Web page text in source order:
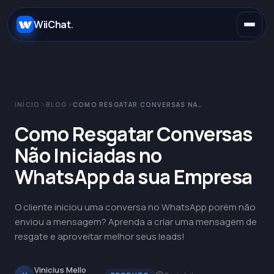
WiiChat.
E-commerce
Concessionárias
Saúde
WhatsApp
Telegram
OpenAI
INÍCIO BLOG COMO RESGATAR CONVERSAS NÃO INICIADAS NO WHATSAPP DA SUA EMPRESA
Como Resgatar Conversas
Não Iniciadas no
WhatsApp da sua Empresa
O cliente iniciou uma conversa no WhatsApp porém não
enviou a mensagem? Aprenda a criar uma mensagem de
resgate e aproveitar melhor seus leads!
Vinicius Mello